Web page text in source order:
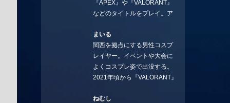
https://x.com/stormKUBO
YouTube：
rmKUBO
『APEX』や『VALORANT』
などのタイトルをプレイ。ア
BGMなどを手掛ける作曲家と
フリーランスのライターの二
足の草鞋を履いて幅広く活動
中。無類のラーメン好き！
Twitter:@ongakucas
まいる
関西を拠点にする男性コスプ
レイヤー。イベントや大会に
よくコスプレ姿で出没する。
2021年頃から『VALORANT』
続ける。現在の推しチームは
ねむし